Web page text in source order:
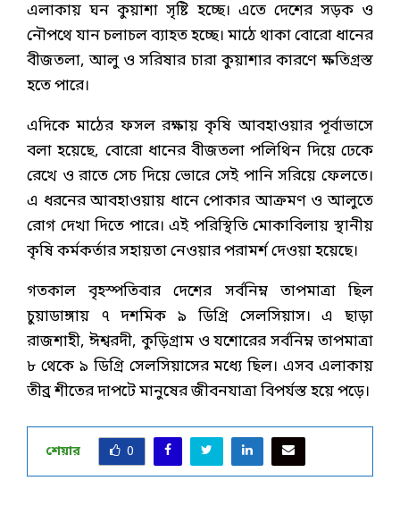
এলাকায় ঘন কুয়াশা সৃষ্টি হচ্ছে। এতে দেশের সড়ক ও
নৌপথে যান চলাচল ব্যাহত হচ্ছে। মাঠে থাকা বোরো ধানের
বীজতলা, আলু ও সরিষার চারা কুয়াশার কারণে ক্ষতিগ্রস্ত
হতে পারে।
এদিকে মাঠের ফসল রক্ষায় কৃষি আবহাওয়ার পূর্বাভাসে
বলা হয়েছে, বোরো ধানের বীজতলা পলিথিন দিয়ে ঢেকে
রেখে ও রাতে সেচ দিয়ে ভোরে সেই পানি সরিয়ে ফেলতে।
এ ধরনের আবহাওয়ায় ধানে পোকার আক্রমণ ও আলুতে
রোগ দেখা দিতে পারে। এই পরিস্থিতি মোকাবিলায় স্থানীয়
কৃষি কর্মকর্তার সহায়তা নেওয়ার পরামর্শ দেওয়া হয়েছে।
গতকাল বৃহস্পতিবার দেশের সর্বনিম্ন তাপমাত্রা ছিল
চুয়াডাঙ্গায় ৭ দশমিক ৯ ডিগ্রি সেলসিয়াস। এ ছাড়া
রাজশাহী, ঈশ্বরদী, কুড়িগ্রাম ও যশোরের সর্বনিম্ন তাপমাত্রা
৮ থেকে ৯ ডিগ্রি সেলসিয়াসের মধ্যে ছিল। এসব এলাকায়
তীব্র শীতের দাপটে মানুষের জীবনযাত্রা বিপর্যস্ত হয়ে পড়ে।
শেয়ার 0